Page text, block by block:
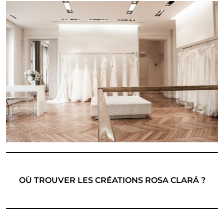
OÙ TROUVER LES CRÉATIONS ROSA CLARÁ ?